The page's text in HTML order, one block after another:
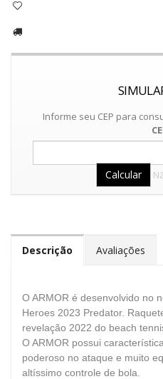
Informe seu CEP para
Descrição Avaliações
O ARMOR é desenvolvido no
Heroes 2023 Predator.
revelação 2022 do beach
O ARMOR possui
poderoso no ataque e muito
altíssimo controle de bola.